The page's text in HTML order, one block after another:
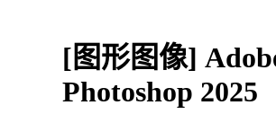
[图形图像]
Photoshop 2025